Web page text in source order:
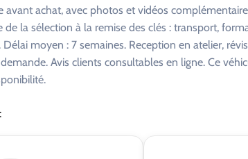
avant achat, avec photos et vidéos
de la sélection à la remise des clés : transport,
moyen : 7 semaines. Reception en atelier,
Avis clients consultables en ligne. Ce